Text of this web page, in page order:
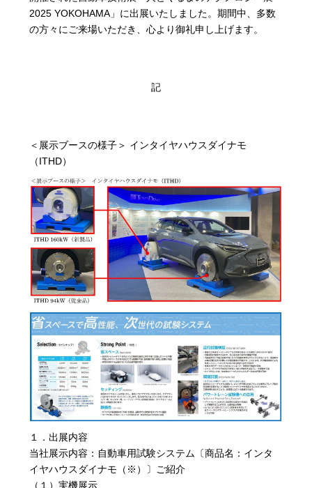
2025 YOKOHAMA」に出展いたしました。期間中、多数
の方々にご来場いただき、心より御礼申し上げます。
記
＜展示ブースの様子＞ インタイヤハウスダイナモ
（ITHD）
１．出展内容
当社展示内容：自動車用試験システム〔商品名：インタ
イヤハウスダイナモ（※）〕ご紹介
（１）実機展示